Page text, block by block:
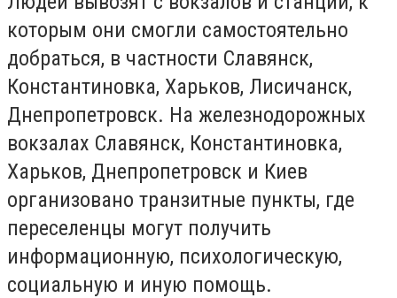
которым они смогли самостоятельно
добраться, в частности Славянск,
Константиновка, Харьков, Лисичанск,
Днепропетровск. На железнодорожных
вокзалах Славянск, Константиновка,
Харьков, Днепропетровск и Киев
организовано транзитные пункты, где
переселенцы могут получить
информационную, психологическую,
социальную и иную помощь.